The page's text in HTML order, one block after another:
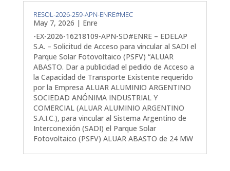
RESOL-2026-259-APN-ENRE#MEC
May 7, 2026 | Enre
-EX-2026-16218109-APN-SD#ENRE – EDELAP
S.A. – Solicitud de Acceso para vincular al SADI el
Parque Solar Fotovoltaico (PSFV) “ALUAR
ABASTO. Dar a publicidad el pedido de Acceso a
la Capacidad de Transporte Existente requerido
por la Empresa ALUAR ALUMINIO ARGENTINO
SOCIEDAD ANÓNIMA INDUSTRIAL Y
COMERCIAL (ALUAR ALUMINIO ARGENTINO
S.A.I.C.), para vincular al Sistema Argentino de
Interconexión (SADI) el Parque Solar
Fotovoltaico (PSFV) ALUAR ABASTO de 24 MW